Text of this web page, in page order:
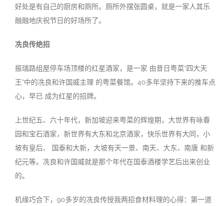
好处是有自己的厨房和厕所。厕所外摆张圆桌，就是一家人其乐
融融地庆祝节日的好场所了。
冼良传绝招
振瑞路组屋停车场顶楼的红星酒家，是一家 由昔日粤菜“四大天
王”中的冼良和许国威主理 的粤菜餐馆。40多年坚持下来的推车点
心，早已 成为红星的招牌。
上世纪五、六十年代，新加坡迎来粤菜的辉煌期，大世界有咏春
园和宝石酒家，新世界有大东和北京酒家，快乐世界有大同，小
坡有皇后、 国泰和大新，大坡有天一景、南天、大东、南唐 和新
纪元等。冼良和许国威就是那个年代在国泰酒楼学艺后出来创业
的。
机缘巧合下，90多岁的冼良传授我两招食材料理的心得：第一道